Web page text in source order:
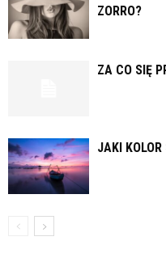
ZORRO?
ZA CO SIĘ
JAKI